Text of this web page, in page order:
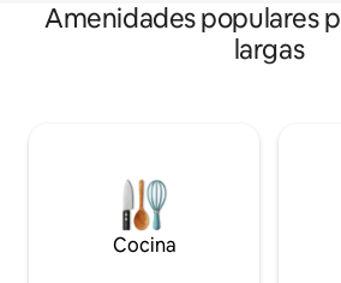
Amenidades populares
largas
Cocina